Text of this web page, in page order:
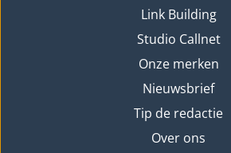
Link Building
Studio Callnet
Onze merken
Nieuwsbrief
Tip de redactie
Over ons